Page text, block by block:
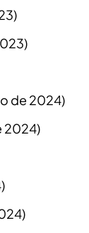
de 2024)
2024)